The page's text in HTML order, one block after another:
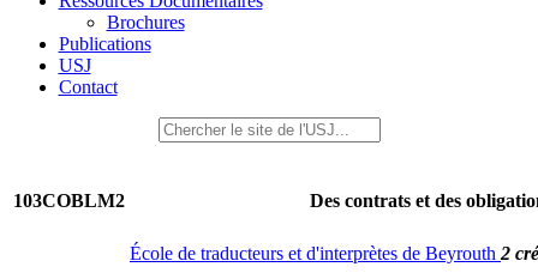
Brochures
Publications
USJ
Contact
103COBLM2 Des contrats et des
École de traducteurs et d'interprètes de Beyrouth 2